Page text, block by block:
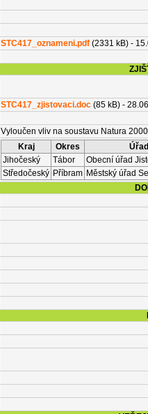
STC417_oznameni.pdf (2331 kB) -
STC417_zjistovaci.doc (85 kB) -
Vyloučen vliv na soustavu Natura 2000
Kraj Okres
Úřad
Jihočeský
Tábor
Obecní úřad
Středočeský Příbram Městský úřad